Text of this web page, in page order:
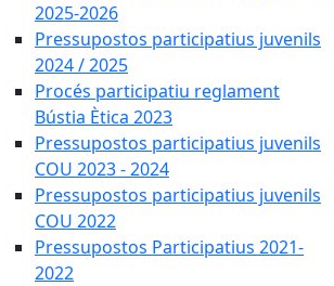
2025-2026
Pressupostos participatius juvenils
2024 / 2025
Procés participatiu reglament
Bústia Ètica 2023
Pressupostos participatius juvenils
COU 2023 - 2024
Pressupostos participatius juvenils
COU 2022
Pressupostos Participatius 2021-
2022